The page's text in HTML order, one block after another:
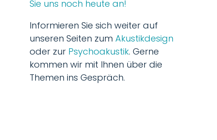
Sie uns noch heute an!
Informieren Sie sich weiter auf
unseren Seiten zum Akustikdesign
oder zur Psychoakustik. Gerne
kommen wir mit Ihnen über die
Themen ins Gespräch.